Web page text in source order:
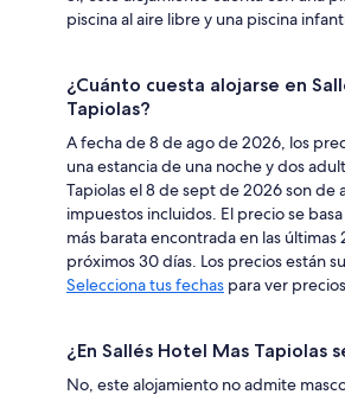
piscina al aire libre y una piscina
¿Cuánto cuesta alojarse en
Tapiolas?
A fecha de 8 de ago de 2026, los
una estancia de una noche y dos
Tapiolas el 8 de sept de 2026 son de
impuestos incluidos. El precio se
más barata encontrada en las últimas
próximos 30 días. Los precios están
Selecciona tus fechas para ver
¿En Sallés Hotel Mas Tapiolas
No, este alojamiento no admite